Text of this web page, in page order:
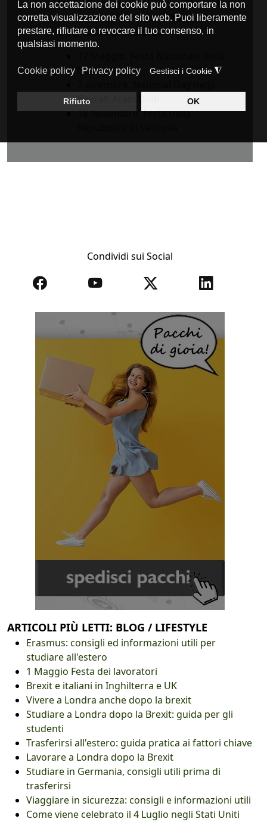
Ho iniziato questo lavoro nell’anno in
cui Facebook arrivava in Italia, Obama
diventava il primo pre...
Norvegia
Emirati Arabi Uniti
18 Novembre, Festa della
Condividi sui Social
ARTICOLI PIÙ LETTI: BLOG / LIFESTYLE
Erasmus: consigli ed informazioni utili per
studiare all'estero
1 Maggio Festa dei lavoratori
Brexit e italiani in Inghilterra e UK
Vivere a Londra anche dopo la brexit
Studiare a Londra dopo la Brexit: guida per gli
studenti
Trasferirsi all'estero: guida pratica ai fattori chiave
Lavorare a Londra dopo la Brexit
Studiare in Germania, consigli utili prima di
trasferirsi
Viaggiare in sicurezza: consigli e informazioni utili
Come viene celebrato il 4 Luglio negli Stati Uniti